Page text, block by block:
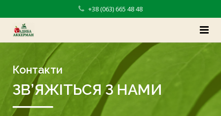
+38 (063) 665 48 48
Категорії товарів
Про нас
Контакти
ЗВ’ЯЖІТЬСЯ З НАМИ